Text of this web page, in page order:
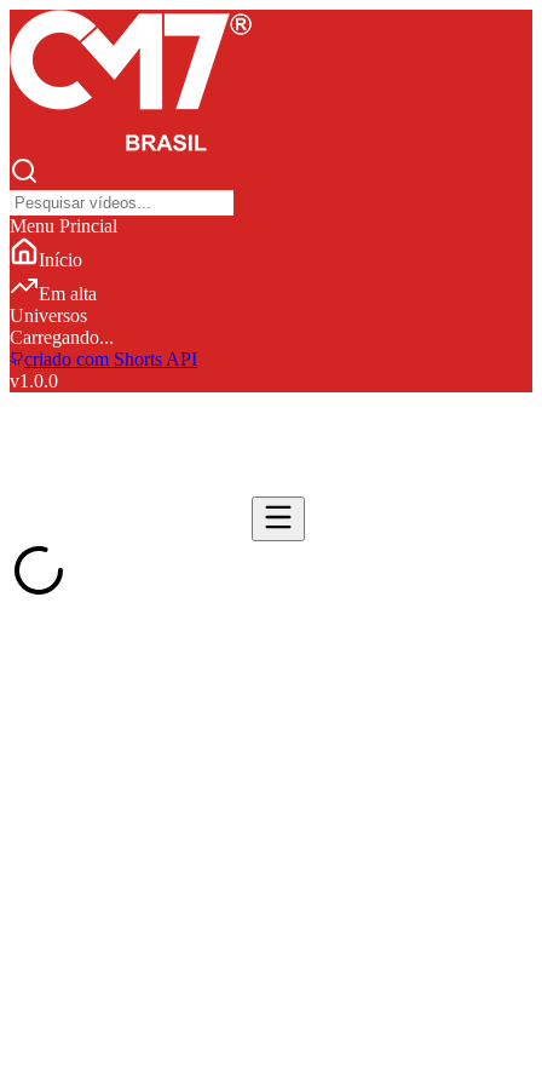
Menu Princial
Início
Em alta
Universos
Carregando...
criado com Shorts API
v1.0.0